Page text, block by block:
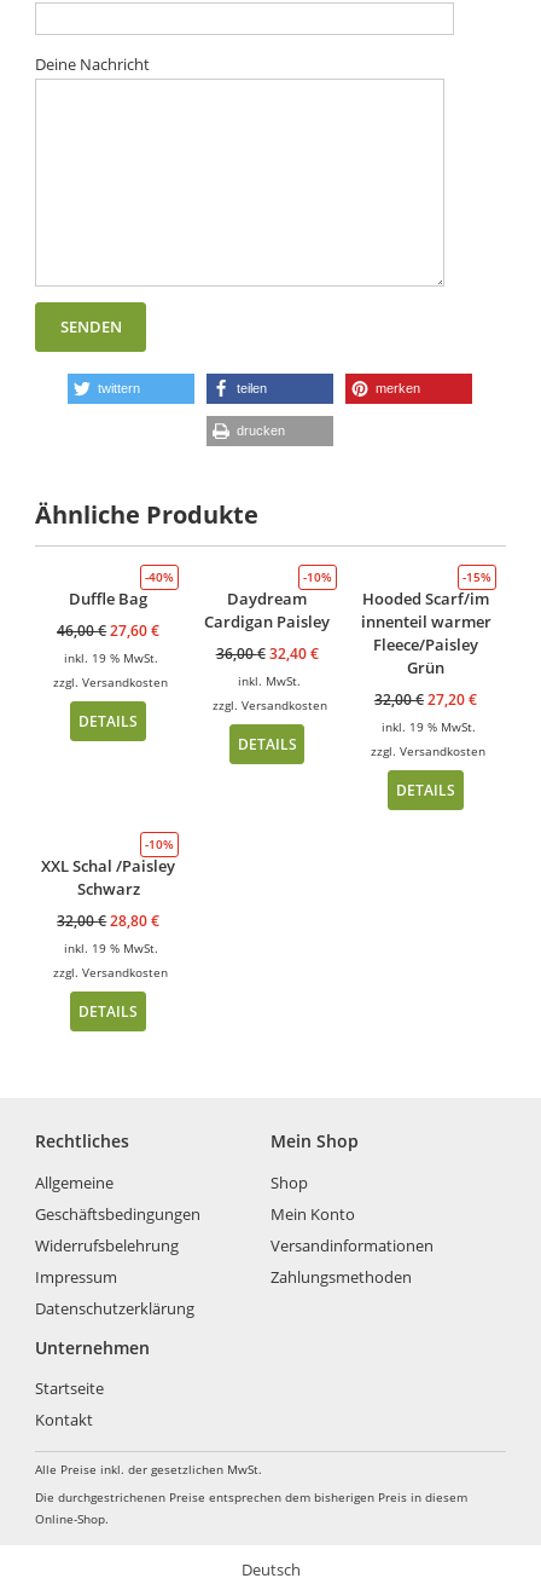
Deine Nachricht
twittern teilen merken
drucken
Ähnliche Produkte
-40%
Duffle Bag
46,00€27,60€
inkl. 19 % MwSt.
zzgl.Versandkosten
DETAILS
-10%
Daydream
Cardigan Paisley
36,00€ 32,40€
inkl. MwSt.
zzgl. Versandkosten
DETAILS
-15%
Hooded Scarf/im
innenteil warmer
Fleece/Paisley
Grün
32,00€27,20€
inkl. 19 % MwSt.
zzgl.Versandkosten
DETAILS
-10%
XXL Schal /Paisley
Schwarz
32,00€28,80€
inkl. 19 % MwSt.
zzgl.Versandkosten
DETAILS
Rechtliches
Allgemeine
Geschäftsbedingungen
Widerrufsbelehrung
Impressum
Datenschutzerklärung
Mein Shop
Shop
Mein Konto
Versandinformationen
Zahlungsmethoden
Unternehmen
Startseite
Kontakt
Alle Preise inkl. der gesetzlichen MwSt.
Die durchgestrichenen Preise entsprechen dem bisherigen Preis in diesem
Online-Shop.
Deutsch